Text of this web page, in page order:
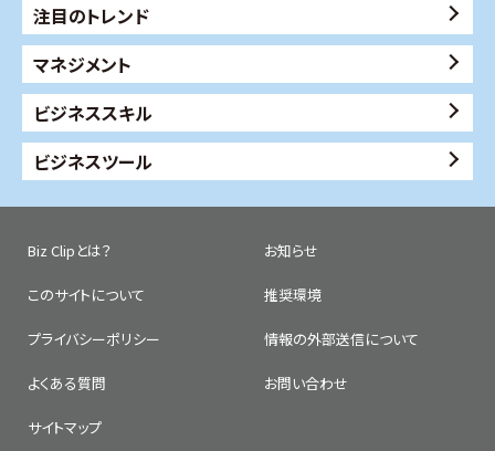
注目のトレンド
マネジメント
ビジネススキル
ビジネスツール
Biz Clipとは？ お知らせ
このサイトについて 推奨環境
プライバシーポリシー 情報の外部送信について
よくある質問 お問い合わせ
サイトマップ